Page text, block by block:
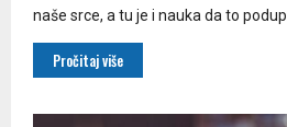
naše srce, a tu je i nauka da to
Pročitaj više